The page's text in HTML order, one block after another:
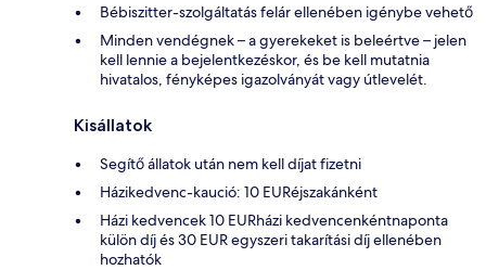
Bébiszitter-szolgáltatás felár ellenében igénybe vehető
Minden vendégnek – a gyerekeket is beleértve – jelen
kell lennie a bejelentkezéskor, és be kell mutatnia
hivatalos, fényképes igazolványát vagy útlevelét.
Kisállatok
Segítő állatok után nem kell díjat fizetni
Házikedvenc-kaució: 10 EURéjszakánként
Házi kedvencek 10 EURházi kedvencenkéntnaponta
külön díj és 30 EUR egyszeri takarítási díj ellenében
hozhatók